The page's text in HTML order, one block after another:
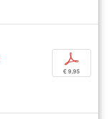
p
€ 9,95